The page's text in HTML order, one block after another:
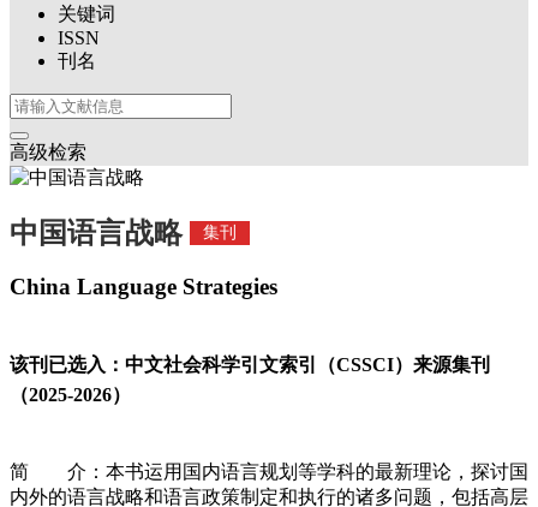
关键词
ISSN
刊名
高级检索
中国语言战略 集刊
China Language Strategies
该刊已选入：中文社会科学引文索引（CSSCI）来源集刊
（2025-2026）
简 介：本书运用国内语言规划等学科的最新理论，探讨国
内外的语言战略和语言政策制定和执行的诸多问题，包括高层